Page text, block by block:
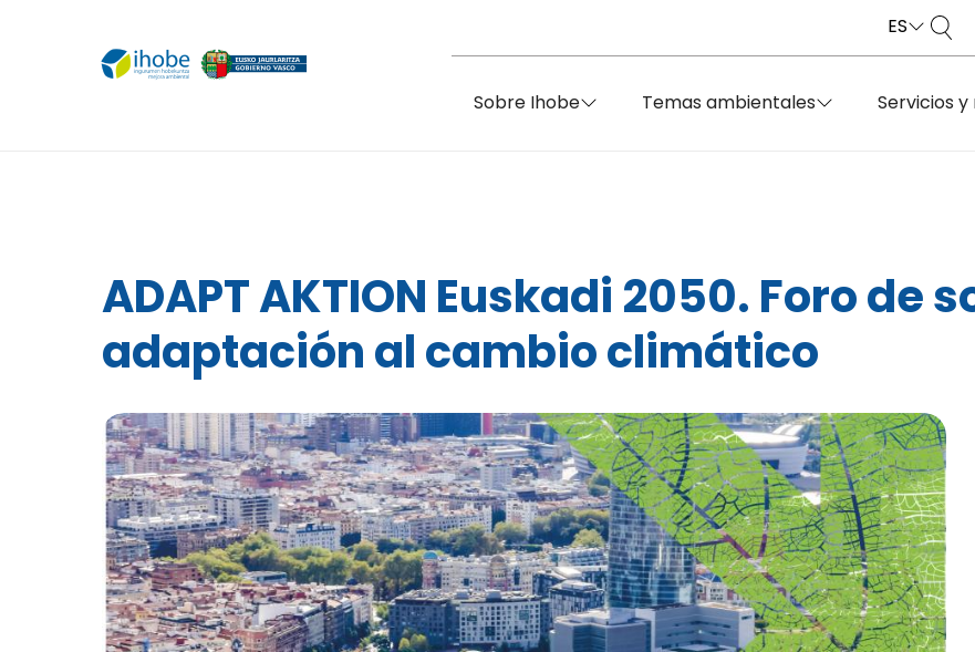
ES
Sobre Ihobe Temas ambientales Servicios
ADAPT AKTION Euskadi 2050. Foro de
adaptación al cambio climático